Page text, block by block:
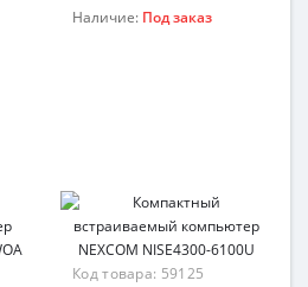
Наличие: Под заказ
Код товара: 59125